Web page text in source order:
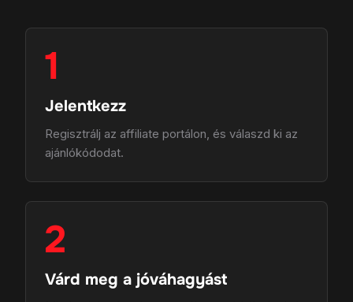
1
Jelentkezz
Regisztrálj az affiliate portálon, és válaszd ki az
ajánlókódodat.
2
Várd meg a jóváhagyást